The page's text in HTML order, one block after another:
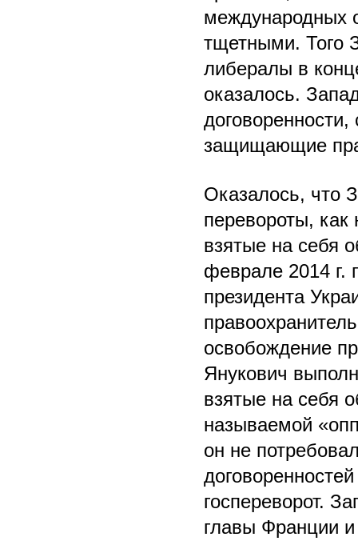
международных
тщетными. Того
либералы в
оказалось.
защищающие
Оказалось, что
перевороты, как
взятые на себя
феврале 2014 г.
президента
освобождение
Янукович
взятые на себя
называемой
он не
госпереворот.
главы Франции